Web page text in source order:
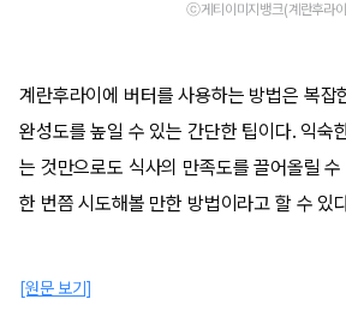
ⓒ게티이미지뱅크(계란후라
계란후라이에 버터를 사용하는 방법은 복잡
완성도를 높일 수 있는 간단한 팁이다. 익숙
는 것만으로도 식사의 만족도를 끌어올릴
한 번쯤 시도해볼 만한 방법이라고 할 수 있
[원문 보기]